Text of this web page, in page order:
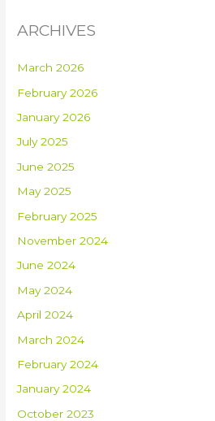
ARCHIVES
March 2026
February 2026
January 2026
July 2025
June 2025
May 2025
February 2025
November 2024
June 2024
May 2024
April 2024
March 2024
February 2024
January 2024
October 2023